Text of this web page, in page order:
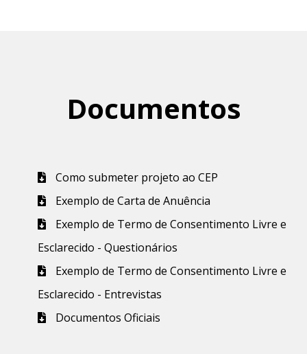
Documentos
Como submeter projeto ao CEP
Exemplo de Carta de Anuência
Exemplo de Termo de Consentimento Livre e
Esclarecido - Questionários
Exemplo de Termo de Consentimento Livre e
Esclarecido - Entrevistas
Documentos Oficiais